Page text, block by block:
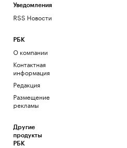
Уведомления
RSS Новости
РБК
О компании
Контактная
информация
Редакция
Размещение
рекламы
Другие
продукты
РБК